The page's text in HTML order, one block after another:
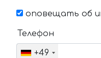
оповещать об
Телефон
+49